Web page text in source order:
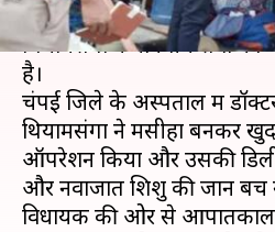
मिजोरम में डॉक्टर से नेता बने
थियामसंगा ने मानवीय सेवा
है।
चंपई जिले के अस्पताल में
थियामसंगा ने मसीहा बनकर
ऑपरेशन किया और उसकी
और नवाजात शिशु की जान बच
विधायक की ओर से आपातकाल